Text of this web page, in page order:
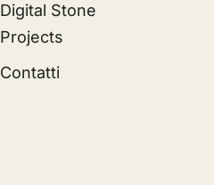
Digital Stone
Projects
Contatti